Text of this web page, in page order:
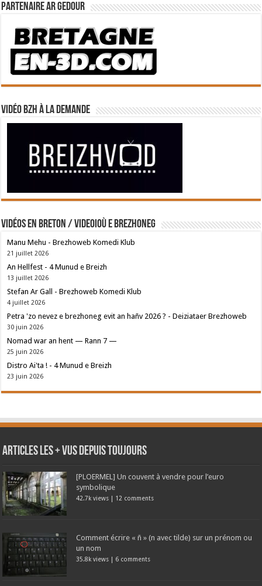
Partenaire Ar Gedour
Vidéo BZH à la demande
Vidéos en breton / Videoioù e brezhoneg
Manu Mehu - Brezhoweb Komedi Klub
21 juillet 2026
An Hellfest - 4 Munud e Breizh
13 juillet 2026
Stefan Ar Gall - Brezhoweb Komedi Klub
4 juillet 2026
Petra 'zo nevez e brezhoneg evit an hañv 2026 ? - Deiziataer Brezhoweb
30 juin 2026
Nomad war an hent — Rann 7 —
25 juin 2026
Distro Ai'ta ! - 4 Munud e Breizh
23 juin 2026
Articles les + vus depuis toujours
[PLOERMEL] Un couvent à vendre pour l’euro
symbolique
42.7k views | 12 comments
Comment écrire « ñ » (n avec tilde) sur un prénom ou
un nom
35.8k views | 6 comments